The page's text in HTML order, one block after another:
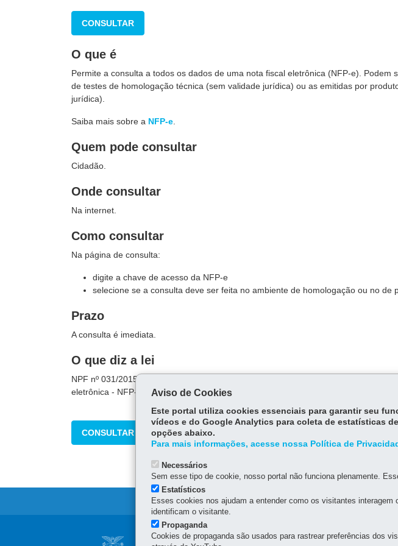
CONSULTAR
O que é
Permite a consulta a todos os dados de uma nota fiscal eletrônica (NFP-e). Podem
de testes de homologação técnica (sem validade jurídica) ou as emitidas por
jurídica).
Saiba mais sobre a NFP-e
Quem pode consultar
Cidadão.
Onde consultar
Na internet.
Como consultar
Na página de consulta:
digite a chave de acesso da NFP-e
selecione se a consulta deve ser feita no ambiente de homologação ou no de
Prazo
A consulta é imediata.
O que diz a lei
NPF nº 031/2015 (e alterações) - Estabelece procedimentos relativos ao Produtor
eletrônica - NFP-e, prevista no Capítulo IV-A
CONSULTAR
Navegação AGÊNCIA DO MIGRANTE
Aviso de Cookies
Este portal utiliza cookies essenciais para garantir seu
vídeos e do Google Analytics para coleta de estatísticas
opções abaixo.
Para mais informações, acesse nossa Política de
Necessários
Sem esse tipo de cookie, nosso portal não funciona plenamente.
Estatísticos
Esses cookies nos ajudam a entender como os visitantes
identificam o visitante.
Propaganda
Cookies de propaganda são usados para rastrear preferências dos